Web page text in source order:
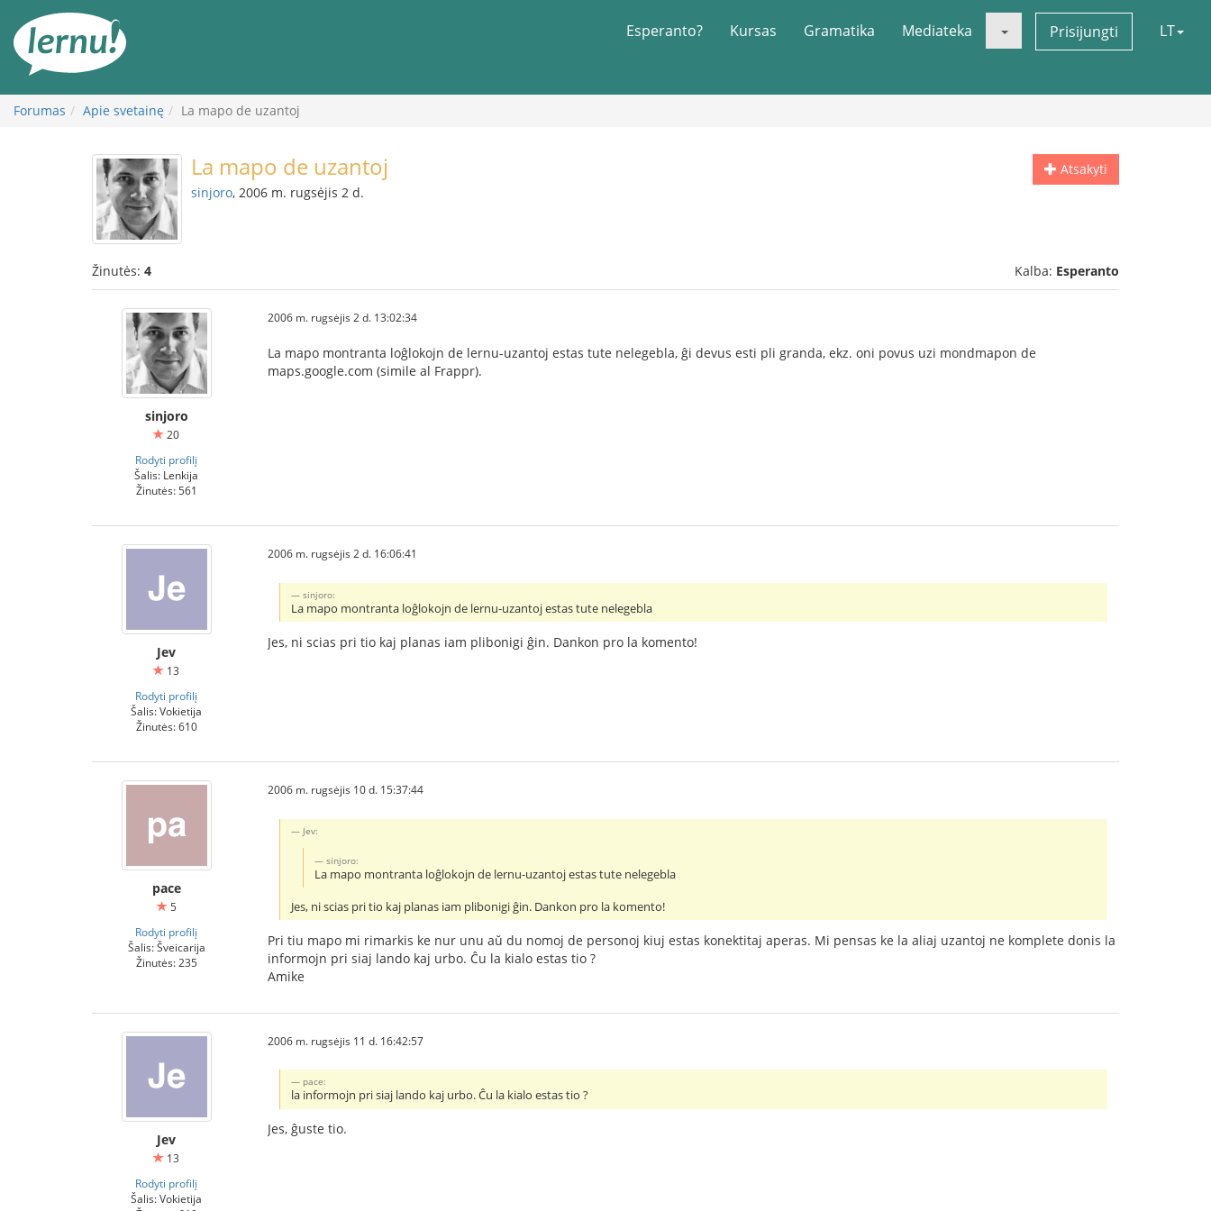
turinį
Esperanto? Kursas Gramatika Mediateka Prisijungti LT
Forumas Apie svetainę La mapo de uzantoj
Atsakyti
La mapo de uzantoj
sinjoro, 2006 m. rugsėjis 2 d.
Žinutės: 4 Kalba: Esperanto
sinjoro
20
Rodyti profilį
Šalis: Lenkija
Žinutės: 561
2006 m. rugsėjis 2 d. 13:02:34
La mapo montranta loĝlokojn de lernu-uzantoj estas tute nelegebla, ĝi devus esti pli granda, ekz. oni povus uzi mondmapon de
maps.google.com (simile al Frappr).
Jev
13
Rodyti profilį
Šalis: Vokietija
Žinutės: 610
2006 m. rugsėjis 2 d. 16:06:41
sinjoro:
La mapo montranta loĝlokojn de lernu-uzantoj estas tute nelegebla
Jes, ni scias pri tio kaj planas iam plibonigi ĝin. Dankon pro la komento!
pace
5
Rodyti profilį
Šalis: Šveicarija
Žinutės: 235
2006 m. rugsėjis 10 d. 15:37:44
Jev:
sinjoro:
La mapo montranta loĝlokojn de lernu-uzantoj estas tute nelegebla
Jes, ni scias pri tio kaj planas iam plibonigi ĝin. Dankon pro la komento!
Pri tiu mapo mi rimarkis ke nur unu aŭ du nomoj de personoj kiuj estas konektitaj aperas. Mi pensas ke la aliaj uzantoj ne komplete donis la
informojn pri siaj lando kaj urbo. Ĉu la kialo estas tio ?
Amike
Jev
13
Rodyti profilį
Šalis: Vokietija
2006 m. rugsėjis 11 d. 16:42:57
pace:
la informojn pri siaj lando kaj urbo. Ĉu la kialo estas tio ?
Jes, ĝuste tio.